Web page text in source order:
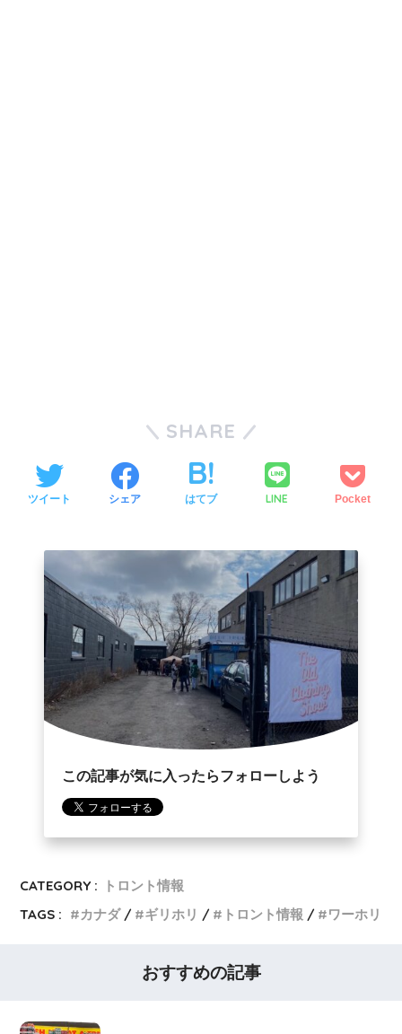
SHARE
ツイート シェア はてブ LINE Pocket
この記事が気に入ったらフォローしよう
CATEGORY :
トロント情報
TAGS :
カナダ ギリホリ トロント情報 ワーホリ
おすすめの記事